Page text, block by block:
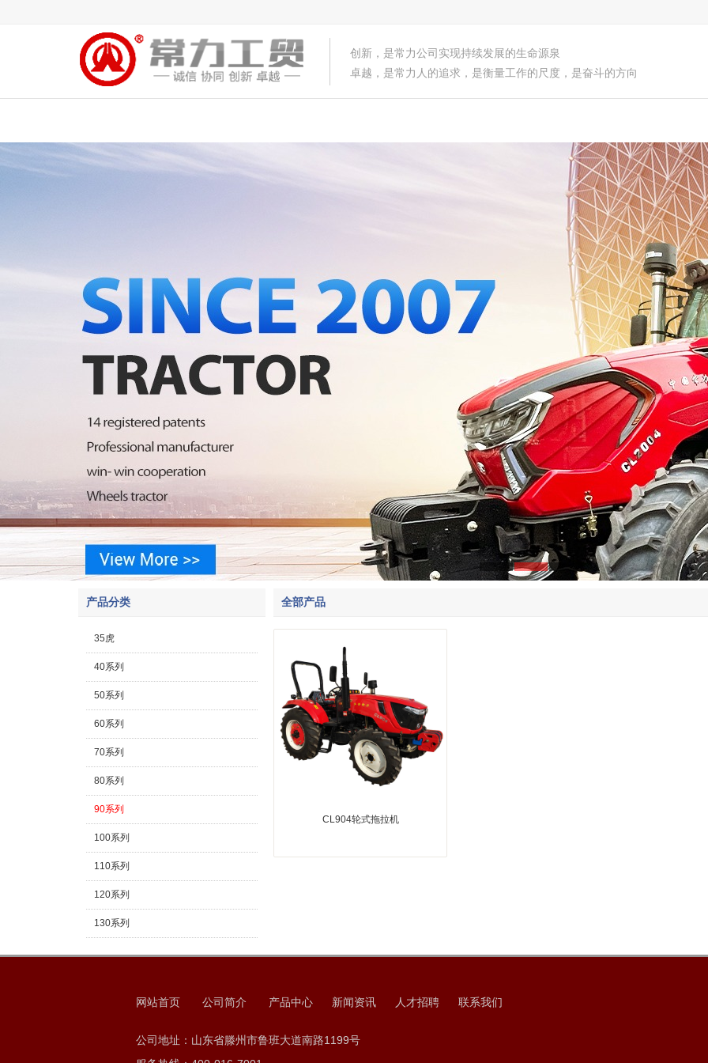
创新，是常力公司实现持续发展的生命源泉
卓越，是常力人的追求，是衡量工作的尺度，是奋斗的方向
1 2 3
产品分类
35虎
40系列
50系列
60系列
70系列
80系列
90系列
100系列
110系列
120系列
130系列
全部产品
CL904轮式拖拉机
网站首页 公司简介 产品中心 新闻资讯 人才招聘 联系我们
公司地址：山东省滕州市鲁班大道南路1199号